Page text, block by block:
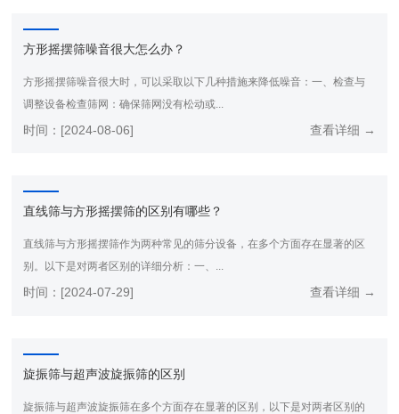
方形摇摆筛噪音很大怎么办？
方形摇摆筛噪音很大时，可以采取以下几种措施来降低噪音：一、检查与
调整设备检查筛网：确保筛网没有松动或...
查看详细 →
时间：[2024-08-06]
直线筛与方形摇摆筛的区别有哪些？
直线筛与方形摇摆筛作为两种常见的筛分设备，在多个方面存在显著的区
别。以下是对两者区别的详细分析：一、...
查看详细 →
时间：[2024-07-29]
旋振筛与超声波旋振筛的区别
旋振筛与超声波旋振筛在多个方面存在显著的区别，以下是对两者区别的